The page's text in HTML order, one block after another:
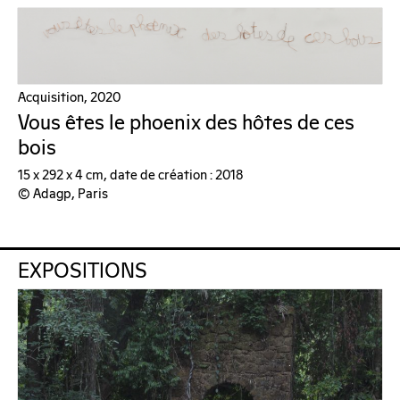
Acquisition, 2020
Vous êtes le phoenix des hôtes de ces
bois
15 x 292 x 4 cm, date de création : 2018
© Adagp, Paris
EXPOSITIONS